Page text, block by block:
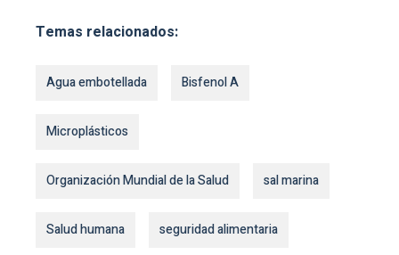
Temas relacionados:
Agua embotellada Bisfenol A
Microplásticos
Organización Mundial de la Salud sal marina
Salud humana seguridad alimentaria